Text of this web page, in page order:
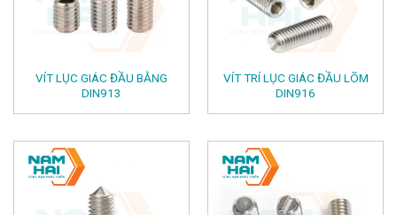
VÍT LỤC GIÁC ĐẦU BẰNG
DIN913
VÍT TRÍ LỤC GIÁC ĐẦU LÕM
DIN916